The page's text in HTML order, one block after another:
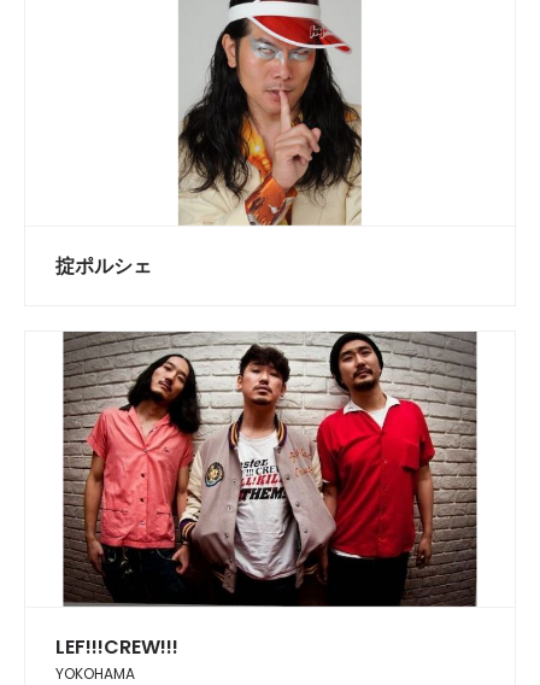
掟ポルシェ
LEF!!!CREW!!!
YOKOHAMA